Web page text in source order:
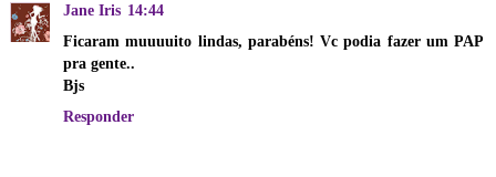
Jane Iris 14:44
Ficaram muuuuito lindas, parabéns! Vc podia fazer um PAP
pra gente..
Bjs
Responder